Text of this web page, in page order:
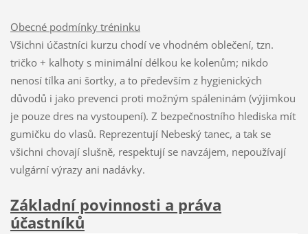
Obecné podmínky tréninku
Všichni účastníci kurzu chodí ve vhodném oblečení, tzn.
tričko + kalhoty s minimální délkou ke kolenům; nikdo
nenosí tílka ani šortky, a to především z hygienických
důvodů i jako prevenci proti možným spáleninám (výjimkou
je pouze dres na vystoupení). Z bezpečnostního hlediska mít
gumičku do vlasů. Reprezentují Nebeský tanec, a tak se
všichni chovají slušně, respektují se navzájem, nepoužívají
vulgární výrazy ani nadávky.
Základní povinnosti a práva
účastníků